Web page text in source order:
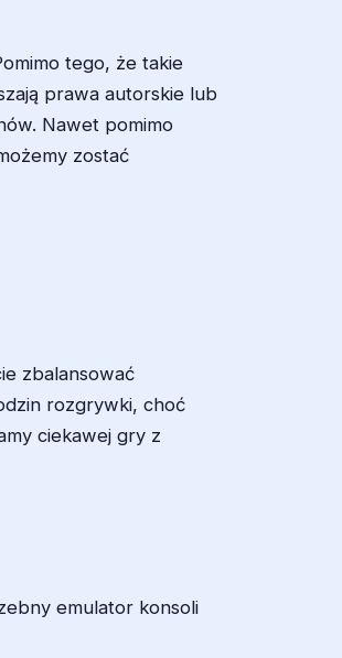
tego, że takie
prawa autorskie lub
Nawet pomimo
zostać
zbalansować
rozgrywki, choć
ciekawej gry z
emulator konsoli